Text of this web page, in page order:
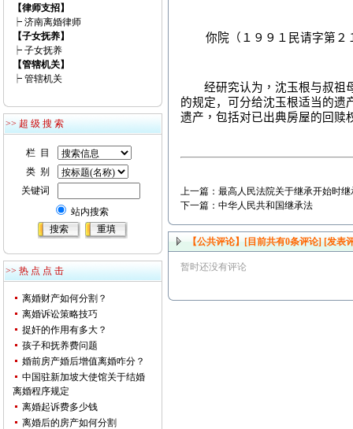
【律师支招】
┝ 济南离婚律师
【子女抚养】
┝ 子女抚养
【管辖机关】
┝ 管辖机关
>> 超 级 搜 索
栏 目
类 别
关键词
站内搜索
>> 热 点 点 击
离婚财产如何分割？
离婚诉讼策略技巧
捉奸的作用有多大？
孩子和抚养费问题
婚前房产婚后增值离婚咋分？
中国驻新加坡大使馆关于结婚
离婚程序规定
离婚起诉费多少钱
离婚后的房产如何分割
你院（１９９１民请字第２１
经研究认为，沈玉根与叔祖母
的规定，可分给沈玉根适当的遗
遗产，包括对已出典房屋的回赎
上一篇： 最高人民法院关于继承开始时
下一篇： 中华人民共和国继承法
【公共评论】[目前共有0条评论] [发表
暂时还没有评论